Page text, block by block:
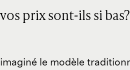
prix sont-ils si bas?
le modèle